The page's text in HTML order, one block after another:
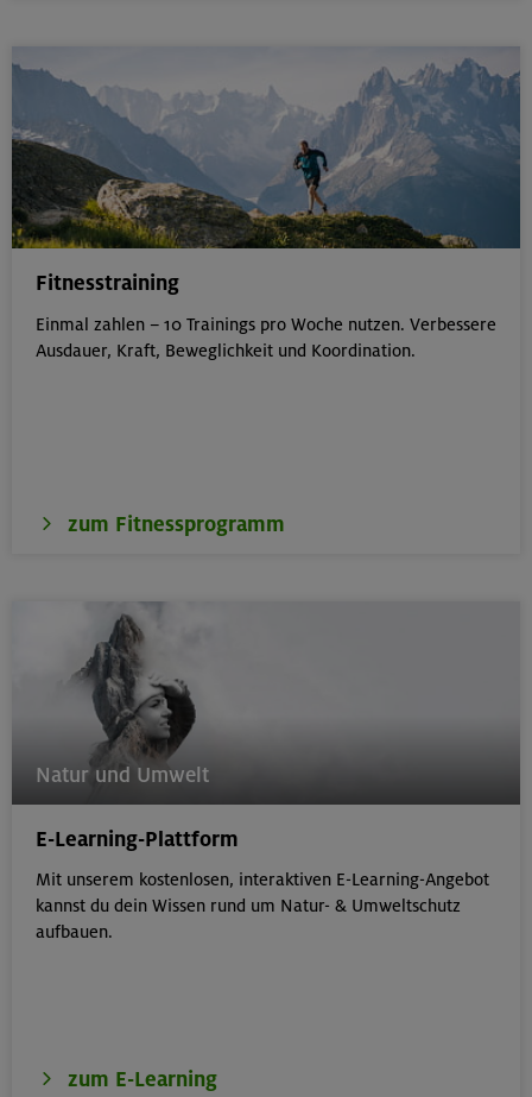
Fitnesstraining
Einmal zahlen – 10 Trainings pro Woche nutzen. Verbessere
Ausdauer, Kraft, Beweglichkeit und Koordination.
zum Fitnessprogramm
Natur und Umwelt
E-Learning-Plattform
Mit unserem kostenlosen, interaktiven E-Learning-Angebot
kannst du dein Wissen rund um Natur- & Umweltschutz
aufbauen.
zum E-Learning